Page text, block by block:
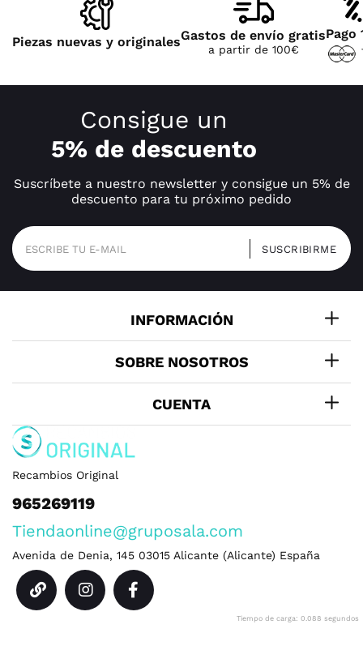
Piezas nuevas y originalesGastos de envío gratis
a partir de 100€
Pago
Consigue un
5% de descuento
Suscríbete a nuestro newsletter y consigue un 5% de
descuento para tu próximo pedido
INFORMACIÓN
SOBRE NOSOTROS
CUENTA
Recambios Original
965269119
Tiendaonline@gruposala.com
Avenida de Denia, 145 03015 Alicante (Alicante) España
Tiempo de carga: 0.088 segundos